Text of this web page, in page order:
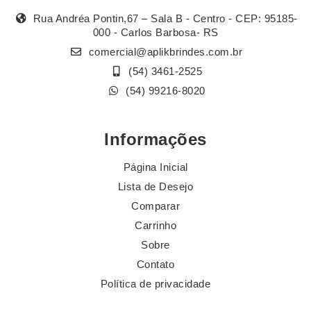
Rua Andréa Pontin,67 – Sala B - Centro - CEP: 95185-
000 - Carlos Barbosa- RS
comercial@aplikbrindes.com.br
(54) 3461-2525
(54) 99216-8020
Informações
Página Inicial
Lista de Desejo
Comparar
Carrinho
Sobre
Contato
Política de privacidade